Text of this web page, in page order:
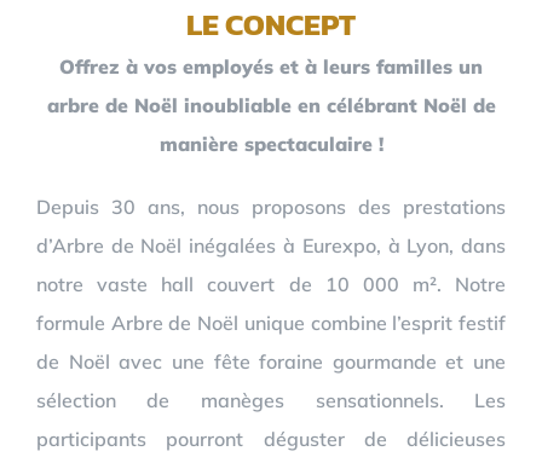
LE CONCEPT
Offrez à vos employés et à leurs familles un
arbre de Noël inoubliable en célébrant Noël de
manière spectaculaire !
Depuis 30 ans, nous proposons des prestations
d’Arbre de Noël inégalées à Eurexpo, à Lyon, dans
notre vaste hall couvert de 10 000 m². Notre
formule Arbre de Noël unique combine l’esprit festif
de Noël avec une fête foraine gourmande et une
sélection de manèges sensationnels. Les
participants pourront déguster de délicieuses